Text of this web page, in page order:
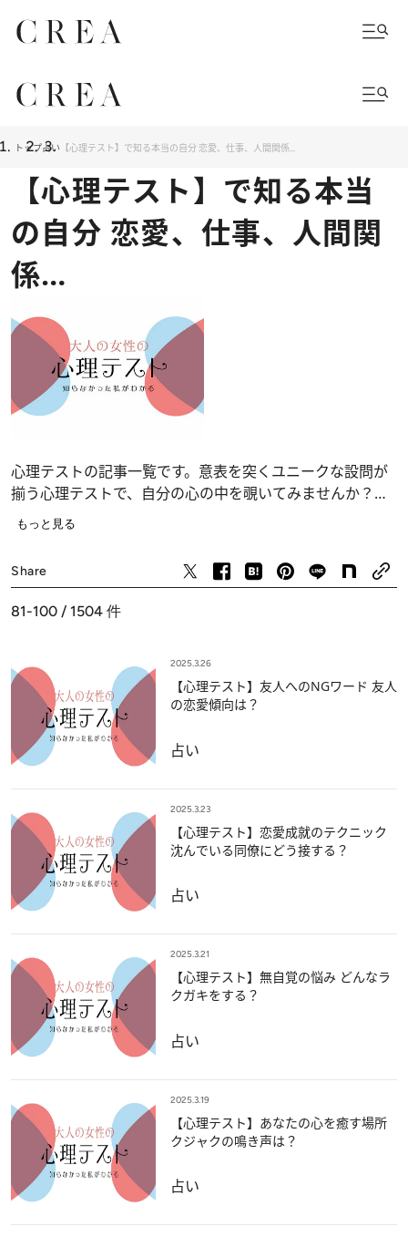
トップ占い 【心理テスト】で知る本当の自分 恋愛、仕事、人間関係…
【心理テスト】で知る本当
の自分 恋愛、仕事、人間関
係…
心理テストの記事一覧です。意表を突くユニークな設問が
揃う心理テストで、自分の心の中を覗いてみませんか？
恋愛、仕事、人間関係の深層心理……、自分でも気づかな
もっと見る
Share
81-100 / 1504 件
2025.3.26
【心理テスト】友人へのNGワード 友人
の恋愛傾向は？
占い
2025.3.23
【心理テスト】恋愛成就のテクニック
沈んでいる同僚にどう接する？
占い
2025.3.21
【心理テスト】無自覚の悩み どんなラ
クガキをする？
占い
2025.3.19
【心理テスト】あなたの心を癒す場所
クジャクの鳴き声は？
占い